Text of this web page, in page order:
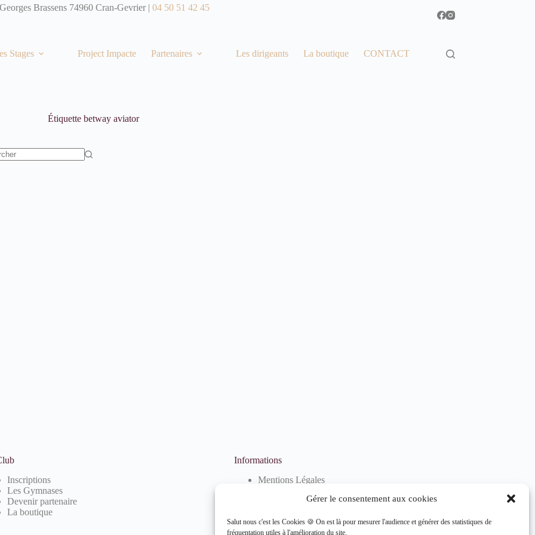
Gérer le consentement aux cookies
Salut nous c'est les Cookies 🍪 On est là pour mesurer l'audience et générer des statistiques de
fréquentation utiles à l'amélioration du site.
Brassens 74960 Cran-Gevrier | 04 50 51 42 45
Stages Project Impacte Partenaires Les dirigeants La boutique CONTACT
Étiquette betway aviator
Inscriptions
Les Gymnases
Devenir partenaire
La boutique
Informations
Mentions Légales
Politique de cookies (UE)